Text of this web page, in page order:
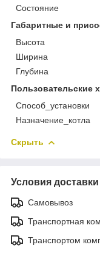
Состояние
Габаритные и
Высота
Ширина
Глубина
Пользовательские
Способ_установки
Назначение_котла
Скрыть
Условия доставки
Самовывоз
Транспортная
Транспортом